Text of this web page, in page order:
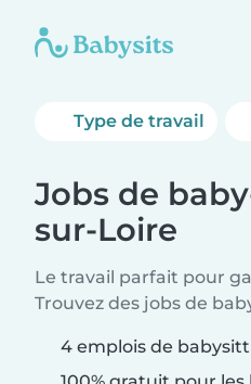
Type de travail
Jobs de
sur-Loire
Le travail parfait pour
Trouvez des jobs de
4 emplois de